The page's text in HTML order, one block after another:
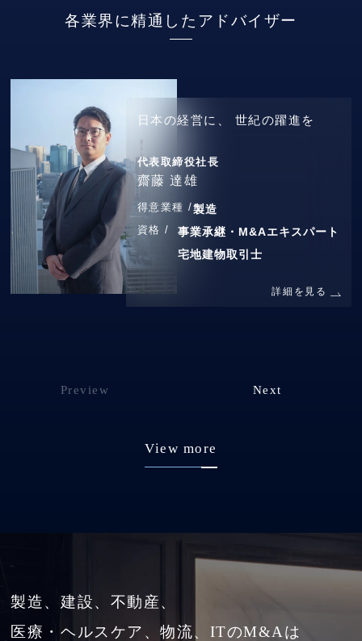
各業界に精通したアドバイザー
日本の経営に、 世紀の躍進を
代表取締役社長
齋藤 達雄
得意業種 /製造
資格 /
事業承継・M&Aエキスパート
宅地建物取引士
詳細を見る
Preview Next
View more
製造、建設、不動産、
医療・ヘルスケア、物流、ITのM&Aは